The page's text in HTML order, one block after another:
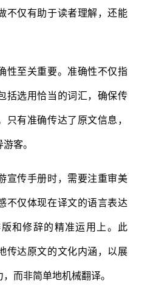
不仅有助于读者理解，还能
至关重要。准确性不仅指
括选用恰当的词汇，确保传
有准确传达了原文信息，
客。
传手册时，需要注重审美
不仅体现在译文的语言表达
和修辞的精准运用上。此
传达原文的文化内涵，以展
而非简单地机械翻译。